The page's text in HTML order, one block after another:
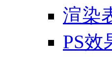
渲染
PS效